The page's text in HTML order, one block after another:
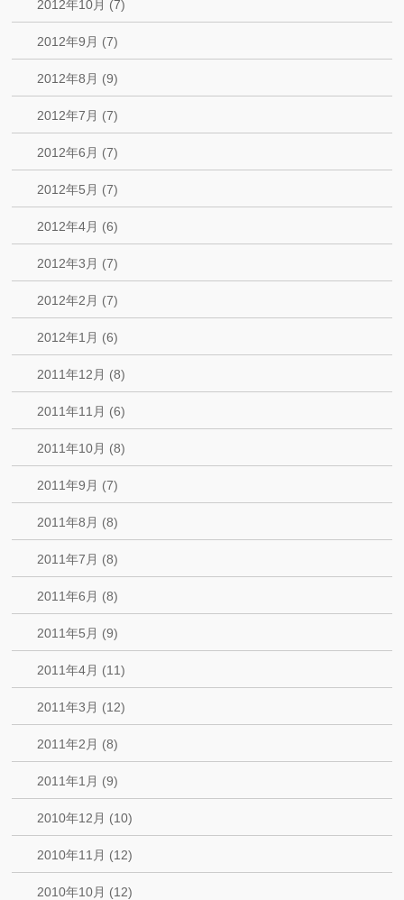
2012年10月 (7)
2012年9月 (7)
2012年8月 (9)
2012年7月 (7)
2012年6月 (7)
2012年5月 (7)
2012年4月 (6)
2012年3月 (7)
2012年2月 (7)
2012年1月 (6)
2011年12月 (8)
2011年11月 (6)
2011年10月 (8)
2011年9月 (7)
2011年8月 (8)
2011年7月 (8)
2011年6月 (8)
2011年5月 (9)
2011年4月 (11)
2011年3月 (12)
2011年2月 (8)
2011年1月 (9)
2010年12月 (10)
2010年11月 (12)
2010年10月 (12)